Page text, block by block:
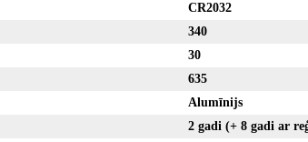
CR2032
340
30
635
Alumīnijs
2 gadi (+ 8 gadi ar